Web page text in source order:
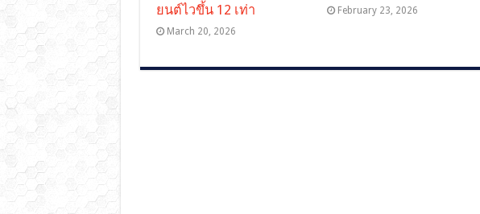
ยนต์ไวขึ้น 12 เท่า
March 20, 2026
February 23, 2026